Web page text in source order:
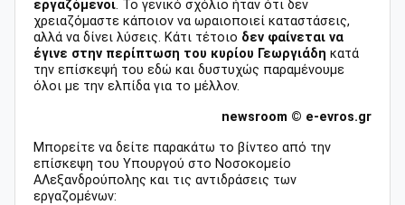
εργαζόμενοι. Το γενικό σχόλιο ήταν ότι δεν
χρειαζόμαστε κάποιον να ωραιοποιεί καταστάσεις,
αλλά να δίνει λύσεις. Κάτι τέτοιο δεν φαίνεται να
έγινε στην περίπτωση του κυρίου Γεωργιάδη κατά
την επίσκεψή του εδώ και δυστυχώς παραμένουμε
όλοι με την ελπίδα για το μέλλον.
newsroom © e-evros.gr
Μπορείτε να δείτε παρακάτω το βίντεο από την
επίσκεψη του Υπουργού στο Νοσοκομείο
ΑΛεξανδρούπολης και τις αντιδράσεις των
εργαζομένων: